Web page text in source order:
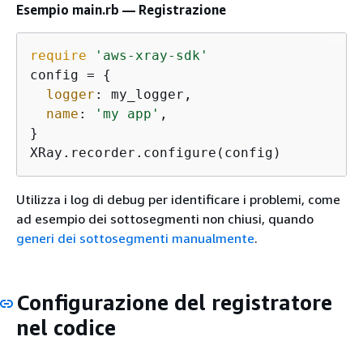
Esempio main.rb — Registrazione
require
'aws-xray-sdk'
config = {
logger : my_logger,
name : 'my app' ,
}
XRay.recorder.configure(config)
Utilizza i log di debug per identificare i problemi, come
ad esempio dei sottosegmenti non chiusi, quando
generi dei sottosegmenti manualmente.
Configurazione del registratore
nel codice